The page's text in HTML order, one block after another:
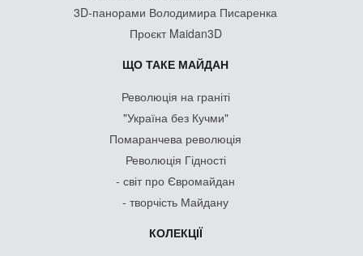
3D-панорами Володимира Писаренка
Проєкт Maidan3D
ЩО ТАКЕ МАЙДАН
Революція на граніті
"Україна без Кучми"
Помаранчева революція
Революція Гідності
- світ про Євромайдан
- творчість Майдану
КОЛЕКЦІЇ